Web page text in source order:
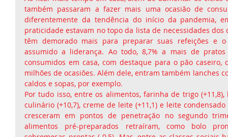
também passaram a fazer mais uma ocasião de
diferentemente da tendência do início da pandemia,
praticidade estavam no topo da lista de necessidades dos
têm demorado mais para preparar suas refeições e
assumido a liderança. Ao todo, 8,7% a mais de
consumidos em casa, com destaque para o pão caseiro,
milhões de ocasiões. Além dele, entram também lanches
caldos e sopas, por exemplo.
Por tudo isso, entre os alimentos, farinha de trigo (+11,8),
culinário (+10,7), creme de leite (+11,1) e leite
cresceram em pontos de penetração no segundo
alimentos pré-preparados retraíram, como bolo